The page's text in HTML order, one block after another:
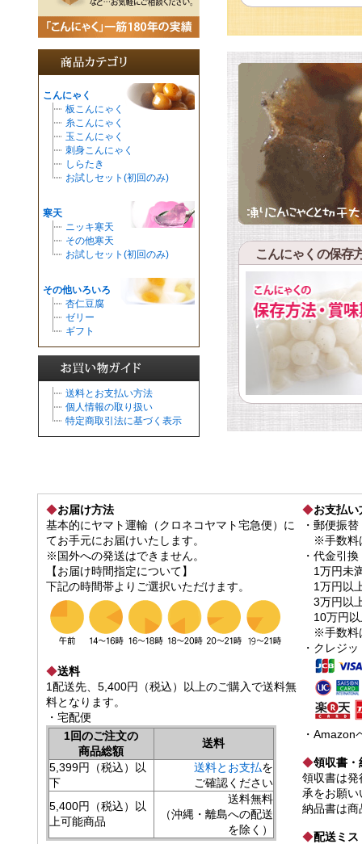
こんにゃく
板こんにゃく
糸こんにゃく
玉こんにゃく
刺身こんにゃく
しらたき
お試しセット(初回のみ)
寒天
ニッキ寒天
その他寒天
お試しセット(初回のみ)
その他いろいろ
杏仁豆腐
ゼリー
ギフト
送料とお支払い方法
個人情報の取り扱い
特定商取引法に基づく表示
こんにゃくの保存
◆お届け方法
基本的にヤマト運輸（クロネコヤマト宅急便）に
てお手元にお届けいたします。
※国外への発送はできません。
【お届け時間指定について】
下記の時間帯よりご選択いただけます。
◆送料
1配送先、5,400円（税込）以上のご購入で送料無
料となります。
・宅配便
1回のご注文の
商品総額
送料
5,399円（税込）以
下
送料とお支払を
ご確認ください
5,400円（税込）以
上可能商品
送料無料
（沖縄・離島への配送
を除く）
◆お支払い
・郵便振
※手数料
・代金引
1万円
1万円以
3万円以
10万円
※手数料
・クレジ
・Amazon
◆領収書・
領収書は発
承をお願い
納品書は商
◆配送ミス